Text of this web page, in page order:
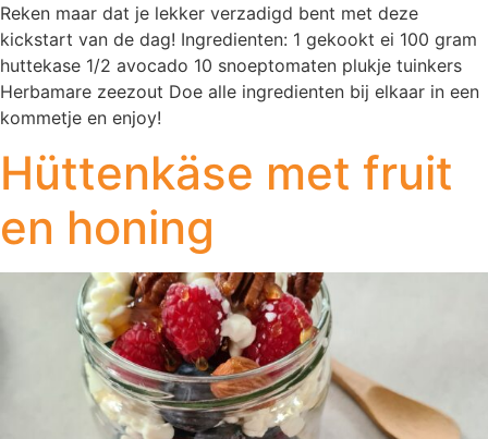
Reken maar dat je lekker verzadigd bent met deze
kickstart van de dag! Ingredienten: 1 gekookt ei 100 gram
huttekase 1/2 avocado 10 snoeptomaten plukje tuinkers
Herbamare zeezout Doe alle ingredienten bij elkaar in een
kommetje en enjoy!
Hüttenkäse met fruit
en honing